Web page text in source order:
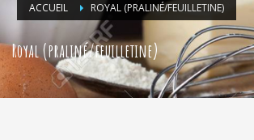
ACCUEIL ROYAL (PRALINÉ/FEUILLETINE)
Royal (praliné/feuilletine)